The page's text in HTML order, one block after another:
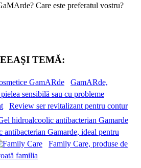
Care este preferatul vostru?
TEMĂ:
GamARde,
sensibilă sau cu probleme
Review ser revitalizant pentru contur
Gamarde, ideal pentru
Family Care, produse de
familia